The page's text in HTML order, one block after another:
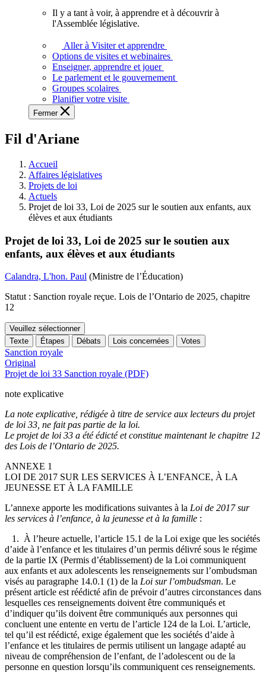
voir,
apprendre
et
à
à
législative.
Il y a tant à voir, à apprendre et à découvrir à
l'Assemblée législative.
Aller à Visiter et apprendre
Options de visites et webinaires
Enseigner, apprendre et jouer
Le parlement et le gouvernement
Groupes scolaires
Planifier votre visite
Fermer
Fil d'Ariane
Accueil
Affaires législatives
Projets de loi
Actuels
Projet de loi 33, Loi de 2025 sur le soutien aux enfants, aux
élèves et aux étudiants
Projet de loi 33, Loi de 2025 sur le soutien aux
enfants, aux élèves et aux étudiants
Calandra, L'hon. Paul (Ministre de l’Éducation)
Statut : Sanction royale reçue. Lois de l’Ontario de 2025, chapitre
12
Veuillez sélectionner
Texte
Étapes Débats Lois concernées Votes
Sanction royale
Original
Projet de loi 33 Sanction royale (PDF)
note explicative
La note explicative, rédigée à titre de service aux lecteurs du projet
de loi 33, ne fait pas partie de la loi.
Le projet de loi 33 a été édicté et constitue maintenant le chapitre 12
des Lois de l’Ontario de 2025.
ANNEXE 1
LOI DE 2017 SUR LES SERVICES À L’ENFANCE, À LA
JEUNESSE ET À LA FAMILLE
L’annexe apporte les modifications suivantes à la Loi de 2017 sur
les services à l’enfance, à la jeunesse et à la famille :
1. À l’heure actuelle, l’article 15.1 de la Loi exige que les sociétés
d’aide à l’enfance et les titulaires d’un permis délivré sous le régime
de la partie IX (Permis d’établissement) de la Loi communiquent
aux enfants et aux adolescents les renseignements sur l’ombudsman
visés au paragraphe 14.0.1 (1) de la Loi sur l’ombudsman. Le
présent article est réédicté afin de prévoir d’autres circonstances dans
lesquelles ces renseignements doivent être communiqués et
d’indiquer qu’ils doivent être communiqués aux personnes qui
concluent une entente en vertu de l’article 124 de la Loi. L’article,
tel qu’il est réédicté, exige également que les sociétés d’aide à
l’enfance et les titulaires de permis utilisent un langage adapté au
niveau de compréhension de l’enfant, de l’adolescent ou de la
personne en question lorsqu’ils communiquent ces renseignements.